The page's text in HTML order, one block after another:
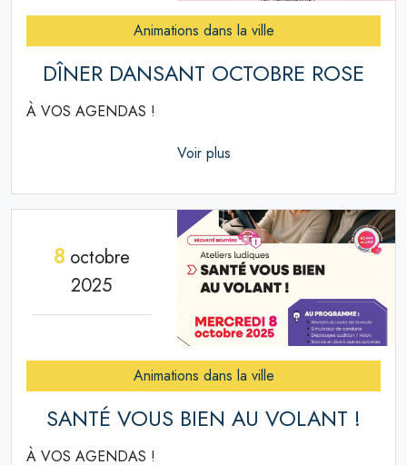
Animations dans la ville
DÎNER DANSANT OCTOBRE ROSE
À VOS AGENDAS !
Voir plus
8octobre
2025
Animations dans la ville
SANTÉ VOUS BIEN AU VOLANT !
À VOS AGENDAS !